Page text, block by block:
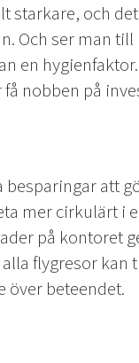
starkare, och
Och ser man
en
nobben på
att
mer cirkulärt i
på kontoret
flygresor kan
över beteendet.